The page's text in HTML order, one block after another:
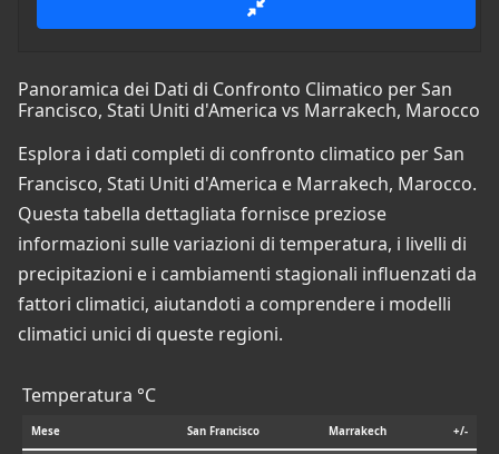
Panoramica dei Dati di Confronto Climatico per San
Francisco, Stati Uniti d'America vs Marrakech, Marocco
Esplora i dati completi di confronto climatico per San
Francisco, Stati Uniti d'America e Marrakech, Marocco.
Questa tabella dettagliata fornisce preziose
informazioni sulle variazioni di temperatura, i livelli di
precipitazioni e i cambiamenti stagionali influenzati da
fattori climatici, aiutandoti a comprendere i modelli
climatici unici di queste regioni.
Temperatura °C
Mese San Francisco Marrakech +/-